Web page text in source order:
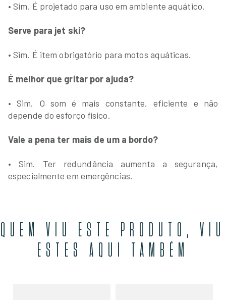
• Sim. É projetado para uso em ambiente aquático.
Serve para jet ski?
• Sim. É item obrigatório para motos aquáticas.
É melhor que gritar por ajuda?
• Sim. O som é mais constante, eficiente e não
depende do esforço físico.
Vale a pena ter mais de um a bordo?
• Sim. Ter redundância aumenta a segurança,
especialmente em emergências.
QUEM VIU ESTE PRODUTO, VIU
ESTES AQUI TAMBÉM